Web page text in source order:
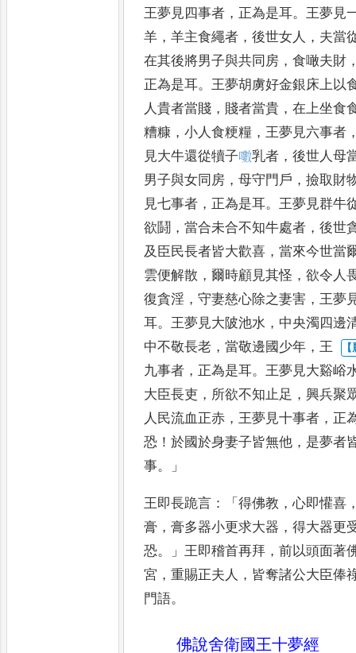
王夢見四事者 ， 正為是耳。王夢見
羊 ，羊主食繩者 ，後世女人 ， 夫當
在其後將男子與共同房 ，食噉夫財
正為是耳。王夢胡虜好金銀床上以
人貴者當賤 ， 賤者當貴 ，在上坐食
糟糠 ，小人食粳糧 ，王夢見六事者
見大牛還從犢子𡂡乳者 ，後世人母
男子與女同房 ，母守門戶 ，撿取財
見七事者 ， 正為是耳。王夢見群牛
欲鬪 ，當合未合不知牛處者 ，後世
及臣民長者皆大歡喜 ，當來今世當
雲便解散 ，爾時顧見其怪 ，欲令人
復貪淫 ，守妻慈心除之妻害 ，王夢
耳。王夢見大陂池水 ， 中央濁四邊
中不敬長老 ，當敬邊國少年 ，王
九事者 ， 正為是耳。王夢見大谿峪
大臣長吏 ， 所欲不知止足 ，興兵聚
人民流血正赤 ，王夢見十事者 ， 正
恐 ！於國於身妻子皆無他 ， 是夢者
事。」
王即長跪言 ：「得佛教 ，心即懽喜
膏 ，膏多器小更求大器 ，得大器更
恐。」王即稽首再拜 ，前以頭面著
宮 ，重賜正夫人 ， 皆奪諸公大臣俸
門語。
佛說舍衛國王十夢經